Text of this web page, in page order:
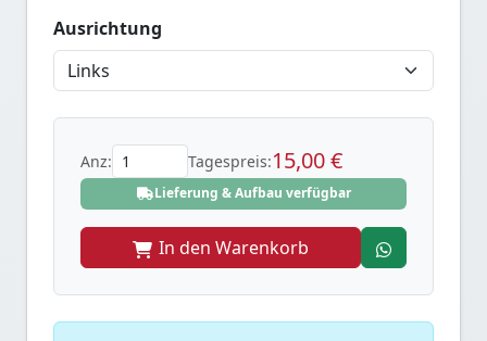
Ausrichtung
Anz: Tagespreis:15,00 €
Lieferung & Aufbau verfügbar
In den Warenkorb